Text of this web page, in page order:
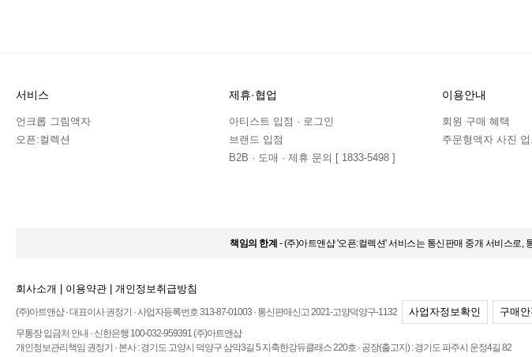
서비스
언크롭 그림액자
오픈:컬렉션
제휴·협업
아티스트 입점 · 로그인
브랜드 입점
B2B · 도매 · 제휴 문의 [ 1833-5498 ]
이용안내
회원 구매 혜택
주문형액자 사진
책임의 한계 - (주)아트앤샵 '오픈:컬렉션' 서비스는 통신판매 중개 서비스로,
회사소개 이용약관 개인정보취급방침
(주)아트앤샵 · 대표이사 권정기 · 사업자등록번호 313-87-01003 · 통신판매신고 2021-고양덕양구-1132 사업자정보확인 구매
무통장 입금처 안내 · 신한은행 100-032-959391 (주)아트앤샵
개인정보관리책임 권정기 · 본사 : 경기도 고양시 덕양구 삼막3길 5 지축한강듀클래스 220호 · 공장(출고지) : 경기도 파주시 운정4길 82